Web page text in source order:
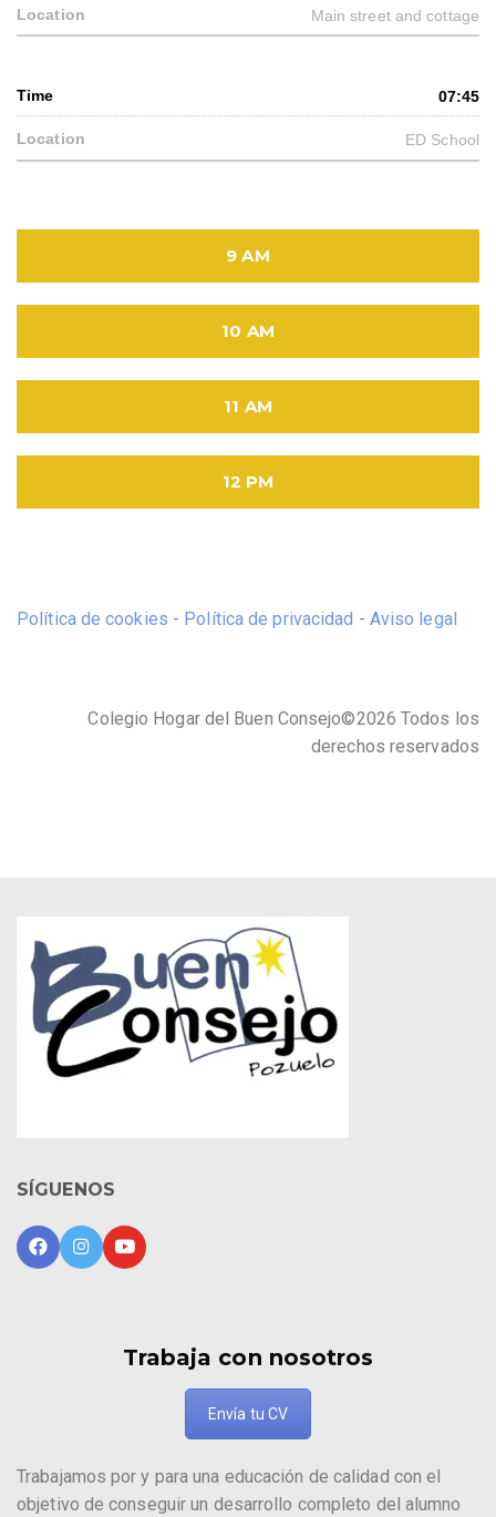
Main street and cottage
07:45
ED School
9 AM
10 AM
11 AM
12 PM
SÍGUENOS
Trabaja con nosotros
Envía tu CV
Trabajamos por y para una educación de calidad con el
objetivo de conseguir un desarrollo completo del alumno
Política de cookies - Política de privacidad - Aviso legal
Colegio Hogar del Buen Consejo©2026 Todos los
derechos reservados